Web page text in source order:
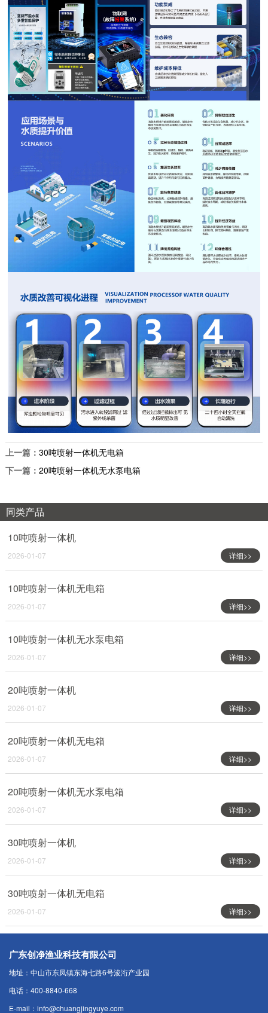
上一篇： 30吨喷射一体机无电箱
下一篇： 20吨喷射一体机无水泵电箱
同类产品
10吨喷射一体机
2026-01-07 详细>>
10吨喷射一体机无电箱
2026-01-07 详细>>
10吨喷射一体机无水泵电箱
2026-01-07 详细>>
20吨喷射一体机
2026-01-07 详细>>
20吨喷射一体机无电箱
2026-01-07 详细>>
20吨喷射一体机无水泵电箱
2026-01-07 详细>>
30吨喷射一体机
2026-01-07 详细>>
30吨喷射一体机无电箱
2026-01-07 详细>>
广东创净渔业科技有限公司
地址：中山市东凤镇东海七路6号浚洐产业园
电话：400-8840-668
E-mail：info@chuangjingyuye.com